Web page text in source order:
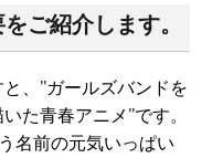
ご紹介します。
、”ガールズバンドを
た青春アニメ”です。
名前の元気いっぱい